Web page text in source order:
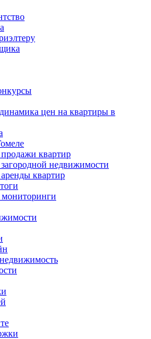
цен на квартиры в
квартир
недвижимости
квартир